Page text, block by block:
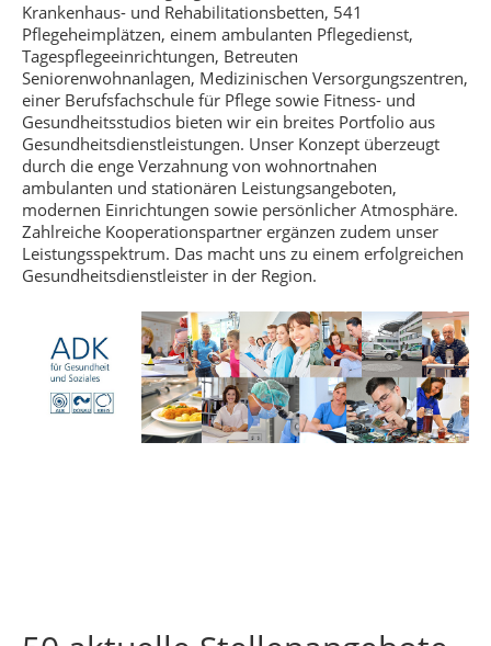
Krankenhaus- und Rehabilitationsbetten, 541
Pflegeheimplätzen, einem ambulanten Pflegedienst,
Tagespflegeeinrichtungen, Betreuten
Seniorenwohnanlagen, Medizinischen Versorgungszentren,
einer Berufsfachschule für Pflege sowie Fitness- und
Gesundheitsstudios bieten wir ein breites Portfolio aus
Gesundheitsdienstleistungen. Unser Konzept überzeugt
durch die enge Verzahnung von wohnortnahen
ambulanten und stationären Leistungsangeboten,
modernen Einrichtungen sowie persönlicher Atmosphäre.
Zahlreiche Kooperationspartner ergänzen zudem unser
Leistungsspektrum. Das macht uns zu einem erfolgreichen
Gesundheitsdienstleister in der Region.